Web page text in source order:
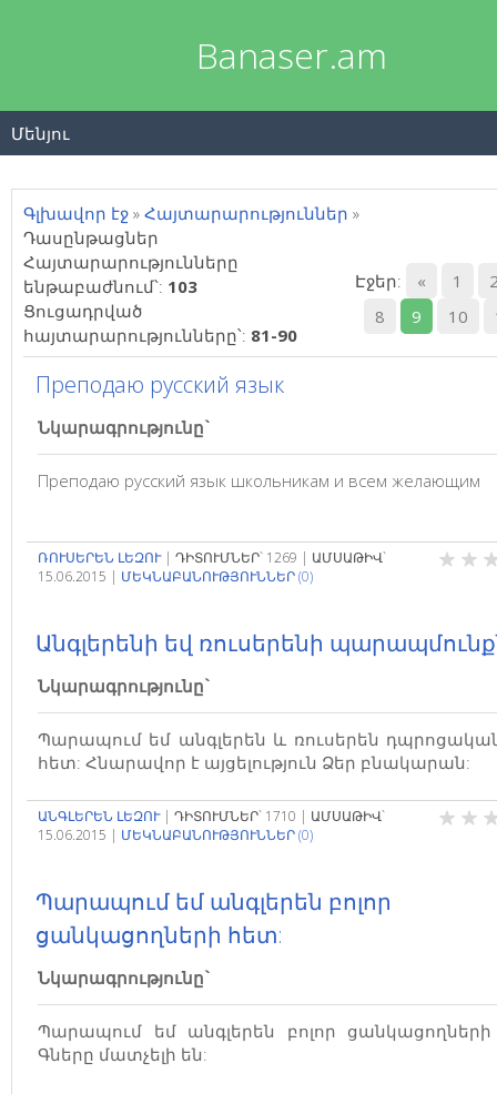
Banaser.am
Մենյու
Գլխավոր էջ » Հայտարարություններ »
Դասընթացներ
Հայտարարությունները
ենթաբաժնում՝: 103
Ցուցադրված
հայտարարությունները՝: 81-90
Էջեր: « 1
8
9 10
Преподаю русский язык
Նկարագրությունը`
Преподаю русский язык школьникам и всем желающим
ՌՈՒՍԵՐԵՆ ԼԵԶՈՒ| ԴԻՏՈՒՄՆԵՐ` 1269 | ԱՄՍԱԹԻՎ`
15.06.2015 | ՄԵԿՆԱԲԱՆՈՒԹՅՈՒՆՆԵՐ (0)
Անգլերենի եվ ռուսերենի
Նկարագրությունը`
Պարապում եմ անգլերեն և ռուսերեն
հետ: Հնարավոր է այցելություն Ձեր բնակարան:
ԱՆԳԼԵՐԵՆ ԼԵԶՈՒ| ԴԻՏՈՒՄՆԵՐ` 1710 | ԱՄՍԱԹԻՎ`
15.06.2015 | ՄԵԿՆԱԲԱՆՈՒԹՅՈՒՆՆԵՐ (0)
Պարապում եմ անգլերեն բոլոր
ցանկացողների հետ:
Նկարագրությունը`
Պարապում եմ անգլերեն բոլոր
Գները մատչելի են: